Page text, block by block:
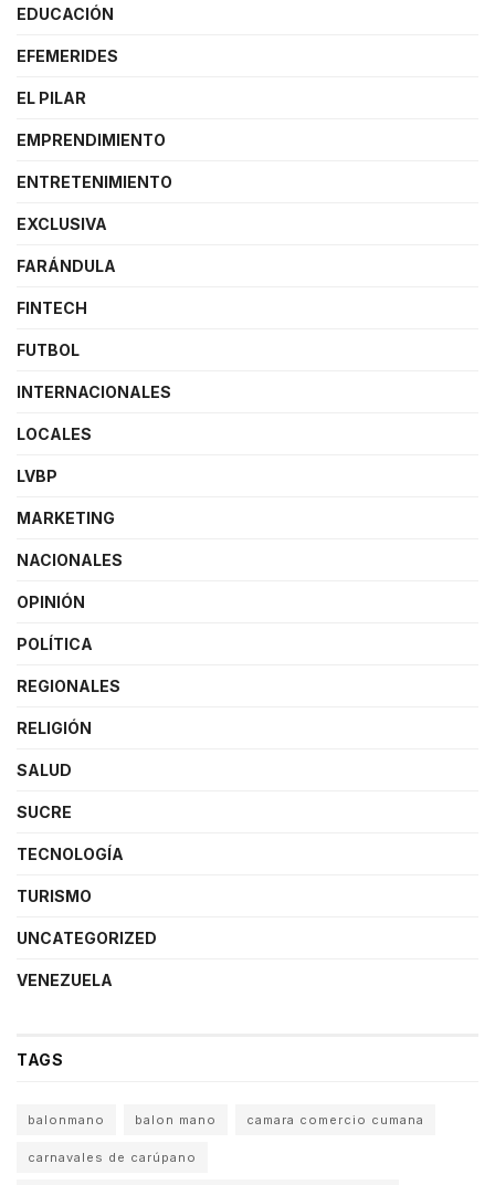
EDUCACIÓN
EFEMERIDES
EL PILAR
EMPRENDIMIENTO
ENTRETENIMIENTO
EXCLUSIVA
FARÁNDULA
FINTECH
FUTBOL
INTERNACIONALES
LOCALES
LVBP
MARKETING
NACIONALES
OPINIÓN
POLÍTICA
REGIONALES
RELIGIÓN
SALUD
SUCRE
TECNOLOGÍA
TURISMO
UNCATEGORIZED
VENEZUELA
TAGS
balonmano balon mano camara comercio cumana
carnavales de carúpano